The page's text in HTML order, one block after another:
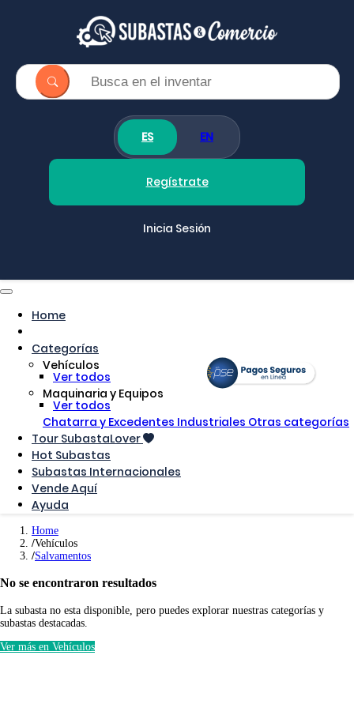
ES EN
Regístrate
Inicia Sesión
Home
Categorías
Vehículos
Ver todos
Maquinaria y Equipos
Ver todos
Chatarra y Excedentes Industriales Otras categorías
Tour SubastaLover
Hot Subastas
Subastas Internacionales
Vende Aquí
Ayuda
Home
Vehículos
Salvamentos
No se encontraron resultados
La subasta no esta disponible, pero puedes explorar nuestras categorías y
subastas destacadas.
Ver más en Vehículos